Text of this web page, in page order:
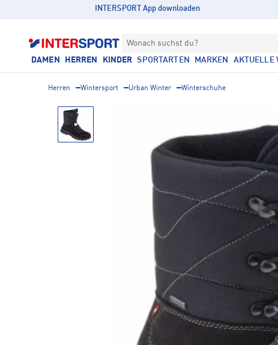
INTERSPORT App downloaden
Wonach suchst du?
DAMEN HERREN KINDER SPORTARTEN MARKEN AKTUELLE
Herren Wintersport Urban Winter Winterschuhe